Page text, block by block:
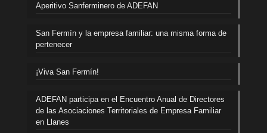
Aperitivo Sanferminero de ADEFAN
San Fermín y la empresa familiar: una misma forma de
pertenecer
¡Viva San Fermín!
ADEFAN participa en el Encuentro Anual de Directores
de las Asociaciones Territoriales de Empresa Familiar
en Llanes